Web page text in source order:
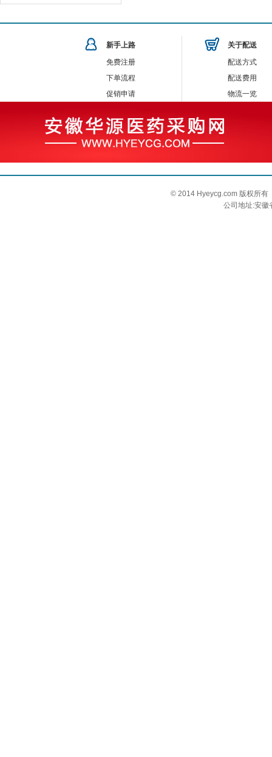
新手上路
免费注册
下单流程
促销申请
关于配送
配送方式
配送费用
物流一览
© 2014 Hyeycg.com 版权所有
公司地址:安